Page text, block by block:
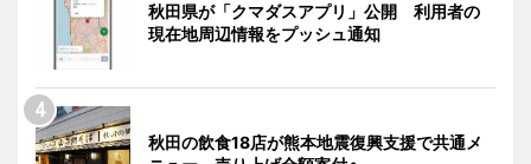
秋田県が「クマダスアプリ」公開 利用者の
現在地周辺情報をプッシュ通知
秋田の飲食18店が熊本地震復興支援で共通メ